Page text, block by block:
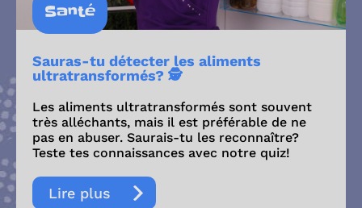
Santé
Sauras-tu détecter les aliments
ultratransformés? 🕵️
Les aliments ultratransformés sont souvent
très alléchants, mais il est préférable de ne
pas en abuser. Saurais-tu les reconnaître?
Teste tes connaissances avec notre quiz!
Lire plus